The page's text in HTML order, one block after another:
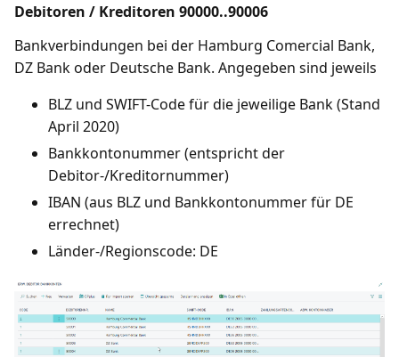
Debitoren / Kreditoren 90000..90006
Bankverbindungen bei der Hamburg Comercial Bank,
DZ Bank oder Deutsche Bank. Angegeben sind jeweils
BLZ und SWIFT-Code für die jeweilige Bank (Stand
April 2020)
Bankkontonummer (entspricht der
Debitor-/Kreditornummer)
IBAN (aus BLZ und Bankkontonummer für DE
errechnet)
Länder-/Regionscode: DE